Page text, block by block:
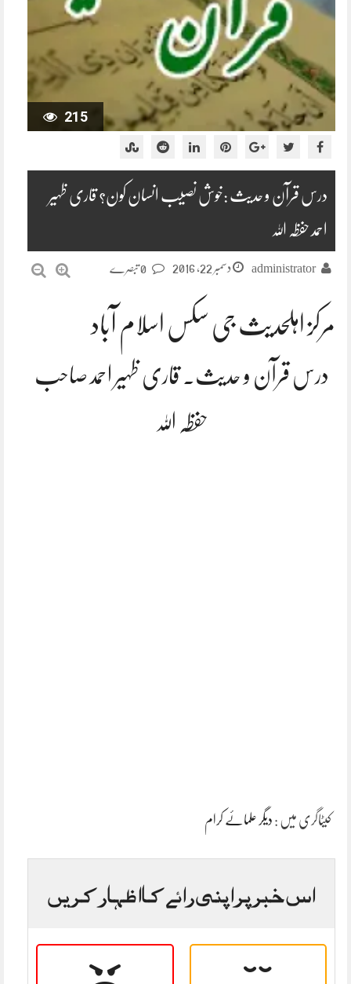
215
درس قرآن و حدیث :خوش نصیب انسان کون؟ قاری ظہیر
احمد حفظہ اللہ
administrator دسمبر 22, 2016
مرکز اہلحدیث جی سکس اسلام آباد
درس قرآن و حدیث۔ قاری ظہیر احمد صاحب
حفظہ اللہ
کیٹاگری میں : دیگر علمائے کرام
اس خبر پر اپنی رائے کا اظہار کریں